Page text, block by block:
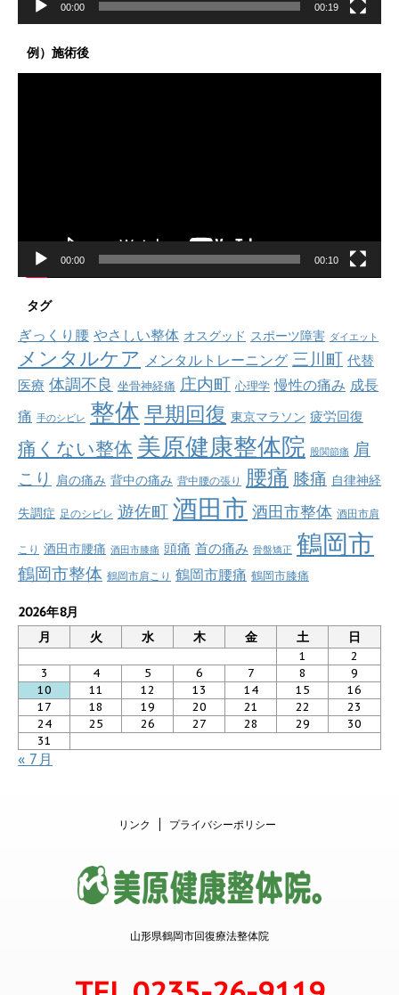
00:00 00:19
例）施術後
00:00 00:10
タグ
ぎっくり腰 やさしい整体 オスグッド スポーツ障害 ダイエット
メンタルケア メンタルトレーニング 三川町 代替
医療 体調不良 坐骨神経痛 庄内町 心理学 慢性の痛み 成長
痛 手のシビレ 整体 早期回復 東京マラソン 疲労回復
痛くない整体 美原健康整体院 股関節痛 肩
こり 肩の痛み 背中の痛み 背中腰の張り 腰痛 膝痛 自律神経
失調症 足のシビレ 遊佐町 酒田市 酒田市整体 酒田市肩
こり 酒田市腰痛 酒田市膝痛 頭痛 首の痛み 骨盤矯正 鶴岡市
鶴岡市整体 鶴岡市肩こり 鶴岡市腰痛 鶴岡市膝痛
2026年8月
月
火 水 木 金 土 日
1
2
3
4 5 6 7 8
9
10
11 12 13 14 15
16
17
18 19 20 21 22
23
24
25 26 27 28 29
30
31
« 7月
リンク プライバシーポリシー
山形県鶴岡市回復療法整体院